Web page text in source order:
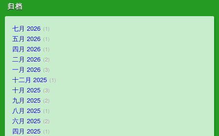
归档
七月 2026 1
五月 2026 1
四月 2026 1
二月 2026 2
一月 2026 3
十二月 2025 1
十月 2025 3
九月 2025 2
八月 2025 1
六月 2025 2
四月 2025 1